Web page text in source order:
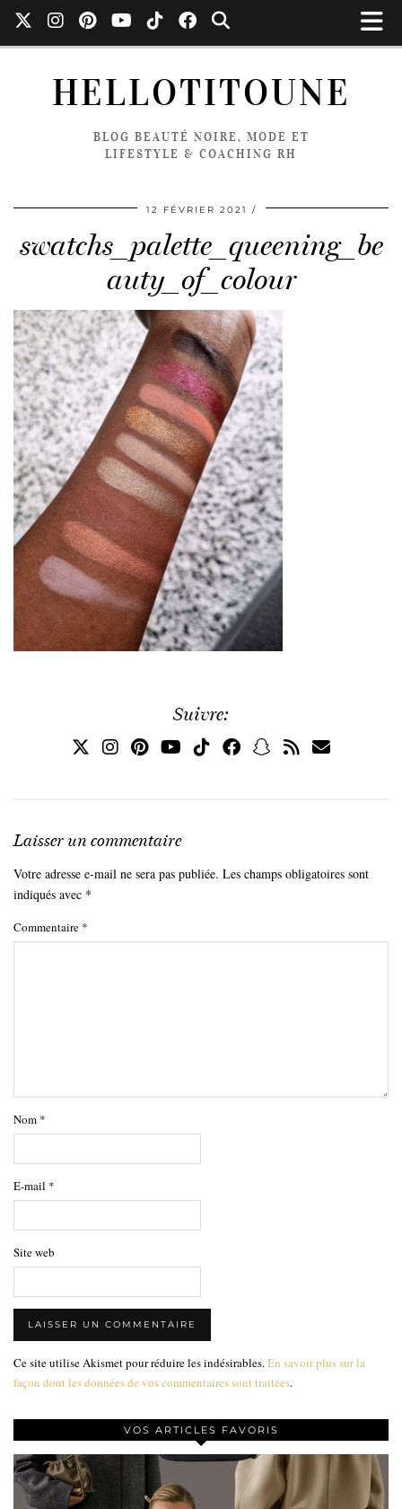
HELLOTITOUNE
BLOG BEAUTÉ NOIRE, MODE ET
LIFESTYLE & COACHING RH
12 FÉVRIER 2021
swatchs_palette_queening_be
auty_of_colour
Suivre:
Laisser un commentaire
Votre adresse e-mail ne sera pas publiée. Les champs obligatoires sont
indiqués avec *
Commentaire *
Nom *
E-mail *
Site web
Ce site utilise Akismet pour réduire les indésirables. En savoir plus sur la
façon dont les données de vos commentaires sont traitées.
VOS ARTICLES FAVORIS